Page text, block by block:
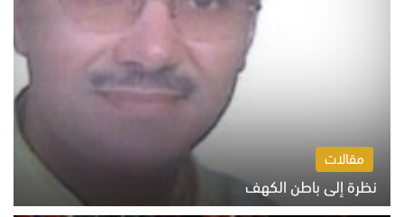
مقالات
نظرة إلى باطن الكهف